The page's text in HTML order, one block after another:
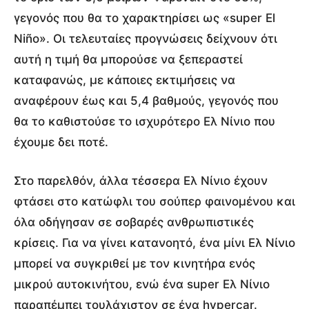
γεγονός που θα το χαρακτηρίσει ως «super El
Niño». Οι τελευταίες προγνώσεις δείχνουν ότι
αυτή η τιμή θα μπορούσε να ξεπεραστεί
καταφανώς, με κάποιες εκτιμήσεις να
αναφέρουν έως και 5,4 βαθμούς, γεγονός που
θα το καθιστούσε το ισχυρότερο Ελ Νίνιο που
έχουμε δει ποτέ.
Στο παρελθόν, άλλα τέσσερα Ελ Νίνιο έχουν
φτάσει στο κατώφλι του σούπερ φαινομένου και
όλα οδήγησαν σε σοβαρές ανθρωπιστικές
κρίσεις. Για να γίνει κατανοητό, ένα μίνι Ελ Νίνιο
μπορεί να συγκριθεί με τον κινητήρα ενός
μικρού αυτοκινήτου, ενώ ένα super Ελ Νίνιο
παραπέμπει τουλάχιστον σε ένα hypercar.